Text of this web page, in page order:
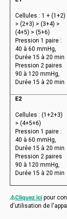
Cellules : 1 + (1+2)
> (2+3) > (3+4) >
(4+5) > (5+6)
Pression 1 paire :
40 à 60 mmHg,
Durée 15 à 20 min
Pression 2 paires
90 à 120 mmHg,
Durée 15 à 20 min
E2
Cellules : (1+2+3)
> (4+5+6)
Pression 1 paire :
40 à 60 mmHg,
Durée 15 à 20 min
Pression 2 paires
90 à 120 mmHg,
Durée 15 à 20 min
⚠️Cliquez ici pour
d'utilisation de